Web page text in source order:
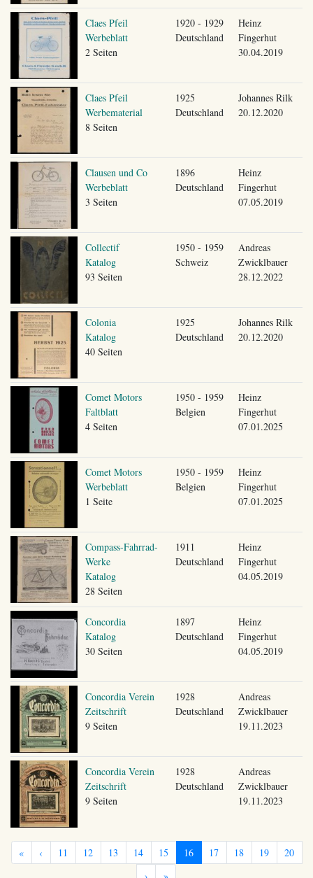
Claes Pfeil
Werbeblatt
2 Seiten
1920 - 1929
Deutschland
Heinz
Fingerhut
30.04.2019
Claes Pfeil
Werbematerial
8 Seiten
1925
Deutschland
Johannes Rilk
20.12.2020
Clausen und Co
Werbeblatt
3 Seiten
1896
Deutschland
Heinz
Fingerhut
07.05.2019
Collectif
Katalog
93 Seiten
1950 - 1959
Schweiz
Andreas
Zwicklbauer
28.12.2022
Colonia
Katalog
40 Seiten
1925
Deutschland
Johannes Rilk
20.12.2020
Comet Motors
Faltblatt
4 Seiten
1950 - 1959
Belgien
Heinz
Fingerhut
07.01.2025
Comet Motors
Werbeblatt
1 Seite
1950 - 1959
Belgien
Heinz
Fingerhut
07.01.2025
Compass-Fahrrad-
Werke
Katalog
28 Seiten
1911
Deutschland
Heinz
Fingerhut
04.05.2019
Concordia
Katalog
30 Seiten
1897
Deutschland
Heinz
Fingerhut
04.05.2019
Concordia Verein
Zeitschrift
9 Seiten
1928
Deutschland
Andreas
Zwicklbauer
19.11.2023
Concordia Verein
Zeitschrift
9 Seiten
1928
Deutschland
Andreas
Zwicklbauer
19.11.2023
« ‹ 11 12 13 14 15 16 17 18 19
20
›
»